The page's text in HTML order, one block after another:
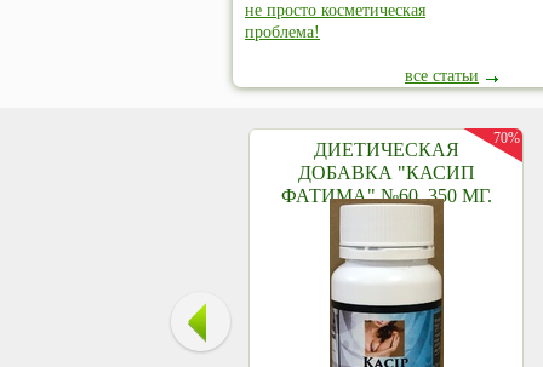
не просто косметическая
проблема!
все статьи
ДИЕТИЧЕСКАЯ
ДОБАВКА "КАСИП
ФАТИМА" №60, 350 МГ.
70%